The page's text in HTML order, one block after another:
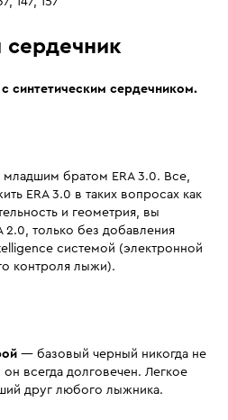
сердечник
синтетическим сердечником.
младшим братом ERA 3.0. Все,
ERA 3.0 в таких вопросах как
и геометрия, вы
2.0, только без добавления
системой (электронной
контроля лыжи).
— базовый черный никогда не
всегда долговечен. Легкое
друг любого лыжника.